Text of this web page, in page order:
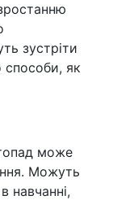
зустріти
способи, як
може
Можуть
навчанні,